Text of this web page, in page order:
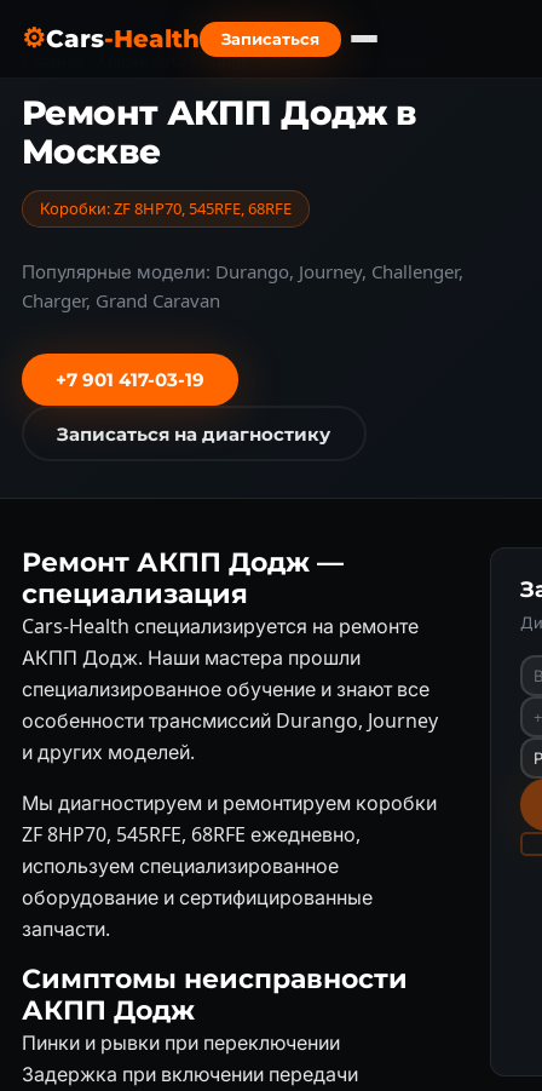
⚙Cars-Health Записаться
Dodge › Ремонт гидроблока
Ремонт АКПП Додж в
Москве
Коробки: ZF 8HP70, 545RFE, 68RFE
Популярные модели: Durango, Journey, Challenger,
Charger, Grand Caravan
+7 901 417-03-19
Записаться на диагностику
Ремонт АКПП Додж —
специализация
Cars-Health специализируется на ремонте
АКПП Додж. Наши мастера прошли
специализированное обучение и знают все
особенности трансмиссий Durango, Journey
и других моделей.
Мы диагностируем и ремонтируем коробки
ZF 8HP70, 545RFE, 68RFE ежедневно,
используем специализированное
оборудование и сертифицированные
запчасти.
Симптомы неисправности
АКПП Додж
Пинки и рывки при переключении
Задержка при включении передачи